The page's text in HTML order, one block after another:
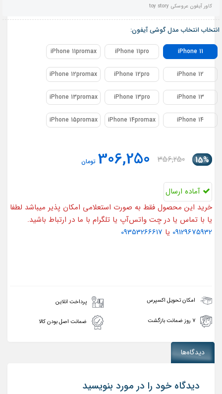
کاور آیفون عروسکی toy story
انتخاب انتخاب مدل گوشی آیفون:
iPhone 11
iPhone 11pro
iPhone 11promax
iPhone 12
iPhone 12pro
iPhone 12promax
iPhone 13
iPhone 13pro
iPhone 13promax
iPhone 14
iPhone 14promax
iPhone 15promax
15%
356,250
306,250 تومان
آماده ارسال
خرید این محصول فقط به صورت استعلامی امکان پذیر میباشد لطفا
یا با تماس یا در چت واتس‌آپ یا تلگرام با ما در ارتباط باشید.
09129675932 یا 09353266617
امکان تحویل اکسپرس پرداخت انلاین
۷ روز ضمانت بازگشت ضمانت اصل بودن کالا
دیدگاه‌ها
دیدگاه خود را در مورد بنویسید